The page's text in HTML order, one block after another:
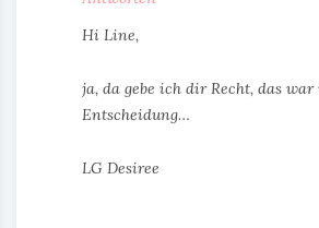
Hi Line,
ja, da gebe ich dir Recht, das
Entscheidung…
LG Desiree